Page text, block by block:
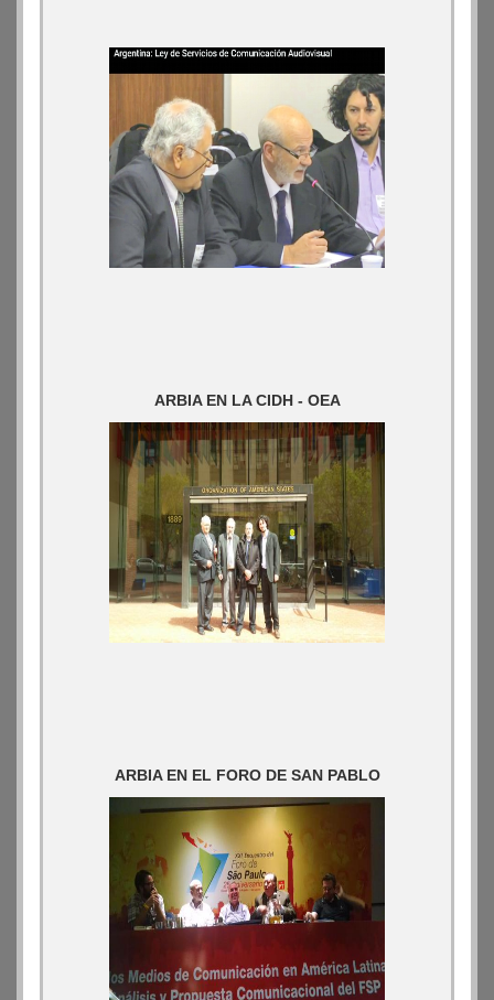
ARBIA EN LA CIDH - OEA
ARBIA EN EL FORO DE SAN PABLO